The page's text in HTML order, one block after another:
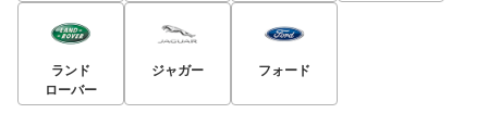
ランド
ローバー
ジャガー フォード